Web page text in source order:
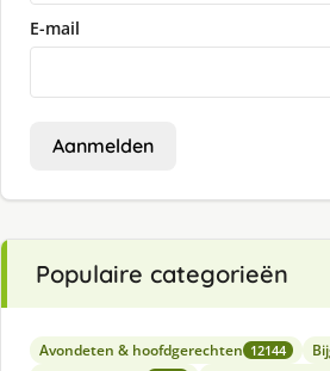
E-mail
Aanmelden
Populaire categorieën
Avondeten & hoofdgerechten 12144